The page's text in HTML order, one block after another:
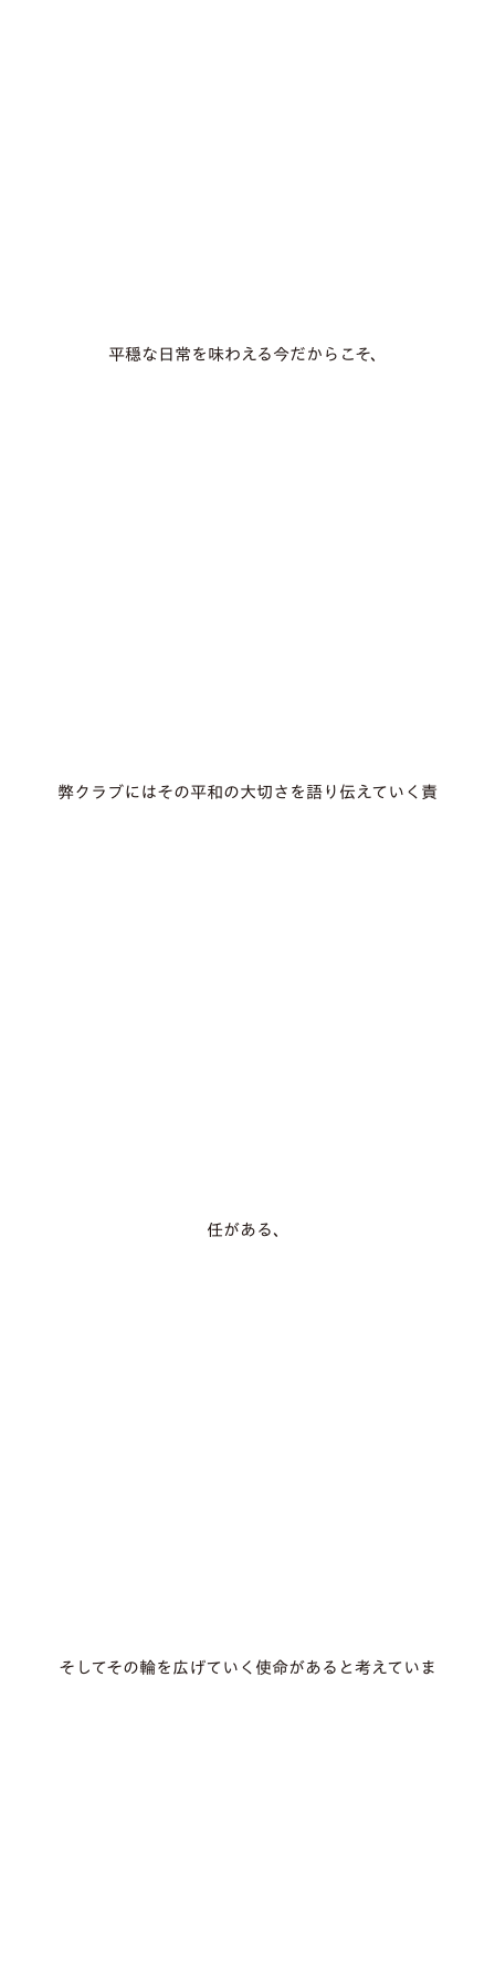
平穏な日常を味わえる今だからこそ、
弊クラブにはその平和の大切さを語り伝えていく責
任がある、
そしてその輪を広げていく使命があると考えていま